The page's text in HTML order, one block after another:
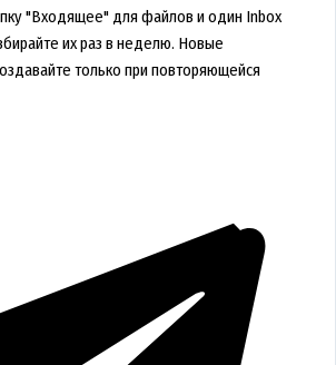
"Входящее" для файлов и один Inbox
их раз в неделю. Новые
только при повторяющейся